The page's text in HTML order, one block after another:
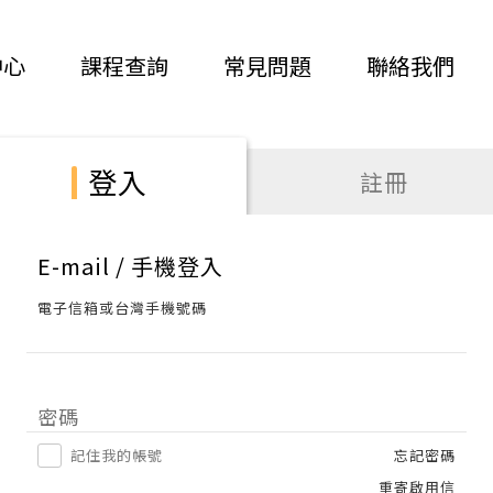
課程查詢 常見問題 聯絡我們
登入 註冊
E-mail / 手機登入
電子信箱或台灣手機號碼
密碼
記住我的帳號
忘記密碼
重寄啟用信